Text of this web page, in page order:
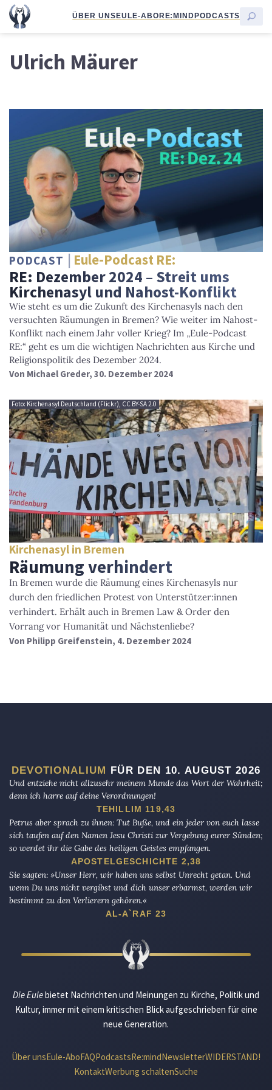
ÜBER UNSEULE-ABORE:MINDPODCASTS
Ulrich Mäurer
PODCAST Eule-Podcast RE:
RE: Dezember 2024 – Streit ums
Kirchenasyl und Nahost-Konflikt
Wie steht es um die Zukunft des Kirchenasyls nach den
versuchten Räumungen in Bremen? Wie weiter im Nahost-
Konflikt nach einem Jahr voller Krieg? Im „Eule-Podcast
RE:“ geht es um die wichtigen Nachrichten aus Kirche und
Religionspolitik des Dezember 2024.
Von Michael Greder, 30. Dezember 2024
Foto: Kirchenasyl Deutschland (Flickr), CC BY-SA 2.0
Kirchenasyl in Bremen
Räumung verhindert
In Bremen wurde die Räumung eines Kirchenasyls nur
durch den friedlichen Protest von Unterstützer:innen
verhindert. Erhält auch in Bremen Law & Order den
Vorrang vor Humanität und Nächstenliebe?
Von Philipp Greifenstein, 4. Dezember 2024
DEVOTIONALIUM FÜR DEN 10. AUGUST 2026
Und entziehe nicht allzusehr meinem Munde das Wort der Wahrheit;
denn ich harre auf deine Verordnungen!
TEHILLIM 119,43
Petrus aber sprach zu ihnen: Tut Buße, und ein jeder von euch lasse
sich taufen auf den Namen Jesu Christi zur Vergebung eurer Sünden;
so werdet ihr die Gabe des heiligen Geistes empfangen.
APOSTELGESCHICHTE 2,38
Sie sagten: »Unser Herr, wir haben uns selbst Unrecht getan. Und
wenn Du uns nicht vergibst und dich unser erbarmst, werden wir
bestimmt zu den Verlierern gehören.«
AL-A`RAF 23
Die Eulebietet Nachrichten und Meinungen zu Kirche, Politik und
Kultur, immer mit einem kritischen Blick aufgeschrieben für eine
neue Generation.
Über unsEule-AboFAQPodcastsRe:mindNewsletterWIDERSTAND!
KontaktWerbung schaltenSuche